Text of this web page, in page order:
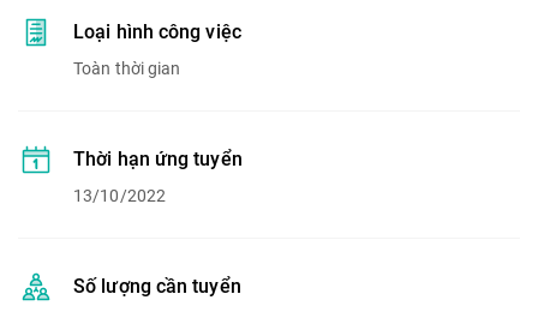
Loại hình công việc
Toàn thời gian
Thời hạn ứng tuyển
13/10/2022
Số lượng cần tuyển